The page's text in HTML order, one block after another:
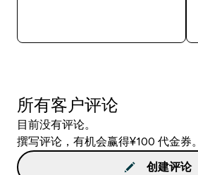
所有客户评论
目前没有评论。
撰写评论，有机会赢得¥100 代金券。
创建评论